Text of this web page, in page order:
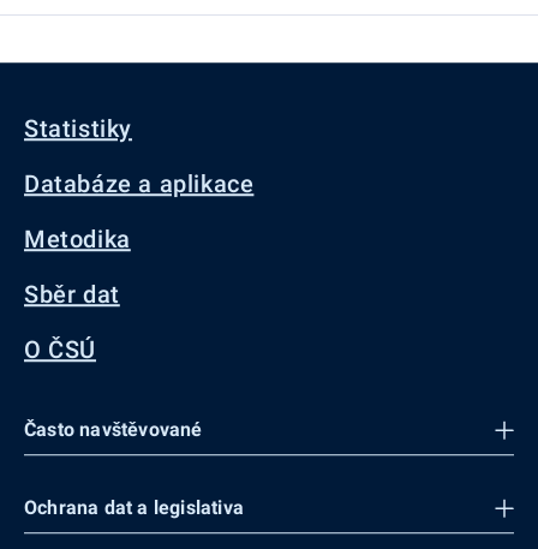
Statistiky
Databáze a aplikace
Metodika
Sběr dat
O ČSÚ
Často navštěvované
Ochrana dat a legislativa